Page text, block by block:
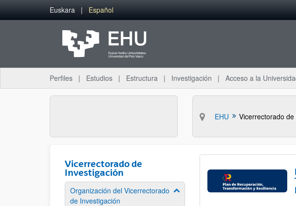
Saltar al contenido principal
Euskara Español
Perfiles Estudios Estructura Investigación Acceso a la
EHU Vicerrectorado
Vicerrectorado de
Investigación
Organización del Vicerrectorado
de Investigación
Mostrar/ocultar subpáginas